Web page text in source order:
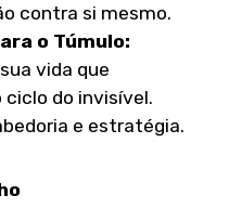
contra si mesmo.
o Túmulo:
vida que
do invisível.
e estratégia.